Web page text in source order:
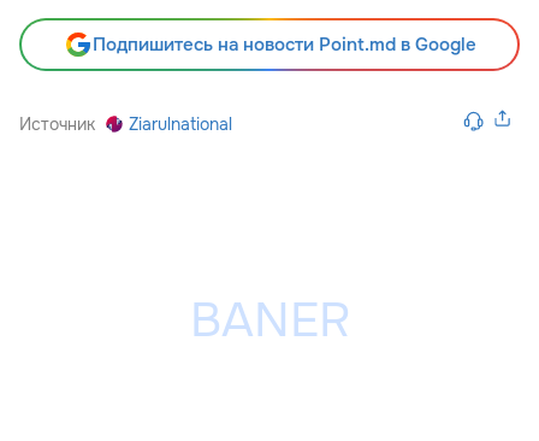
Подпишитесь на новости Point.md в Google
Источник Ziarulnational